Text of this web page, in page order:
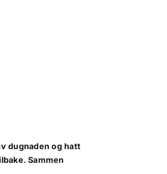
dugnaden og hatt
Sammen